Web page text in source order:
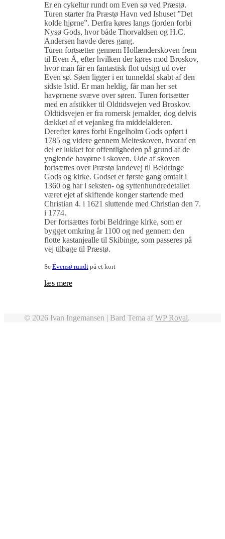
Er en cykeltur rundt om Even sø ved Præstø.
Turen starter fra Præstø Havn ved Ishuset ”Det
kolde hjørne”. Derfra køres langs fjorden forbi
Nysø Gods, hvor både Thorvaldsen og H.C.
Andersen havde deres gang.
Turen fortsætter gennem Hollænderskoven frem
til Even Å, efter hvilken der køres mod Broskov,
hvor man får en fantastisk flot udsigt ud over
Even sø. Søen ligger i en tunneldal skabt af den
sidste Istid. Er man heldig, får man her set
havørnene svæve over søren. Turen fortsætter
med en afstikker til Oldtidsvejen ved Broskov.
Oldtidsvejen er fra romersk jernalder, dog delvis
dækket af et vejanlæg fra middelalderen.
Derefter køres forbi Engelholm Gods opført i
1785 og videre gennem Melteskoven, hvoraf en
del er lukket for offentligheden på grund af de
ynglende havørne i skoven. Ude af skoven
fortsættes over Præstø landevej til Beldringe
Gods og kirke. Godset er første gang omtalt i
1360 og har i seksten- og syttenhundredetallet
været ejet af skiftende konger startende med
Christian 4. i 1621 sluttende med Christian den 7.
i 1774.
Der fortsættes forbi Beldringe kirke, som er
bygget omkring år 1100 og ned gennem den
flotte kastanjealle til Skibinge, som passeres på
vej tilbage til Præstø.
Se Evensø rundt på et kort
læs mere
© 2026 Ivan Ingemansen | Bard Tema afWP Royal.